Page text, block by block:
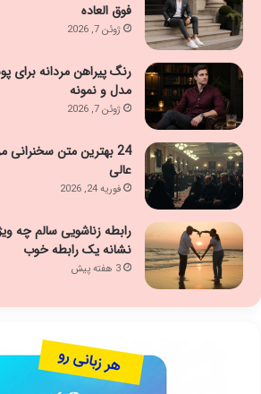
فوق العاده
ژوئن 7, 2026
مدل و نمونه
ژوئن 7, 2026
عالی
فوریه 24, 2026
نشانه یک رابطه خوب
3 هفته پیش